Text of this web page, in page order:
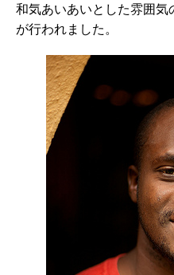
和気あいあいとした雰囲
が行われました。